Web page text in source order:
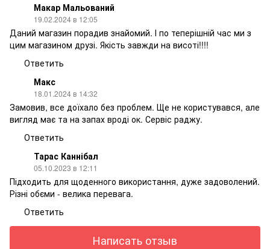
Макар Мальований
19.02.2024 в 12:05
Даний магазин порадив знайомий. І по теперішній час ми з
цим магазином друзі. Якість завжди на висоті!!!!
Ответить
Макс
18.01.2024 в 14:32
Замовив, все доїхало без проблем. Ще не користувався, але
вигляд має та на запах вроді ок. Сервіс раджу.
Ответить
Тарас Каннібал
05.10.2023 в 12:11
Підходить для щоденного використання, дуже задоволений.
Різні обєми - велика перевага.
Ответить
Написать отзыв